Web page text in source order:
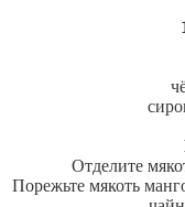
Отделите
Порежьте мякоть